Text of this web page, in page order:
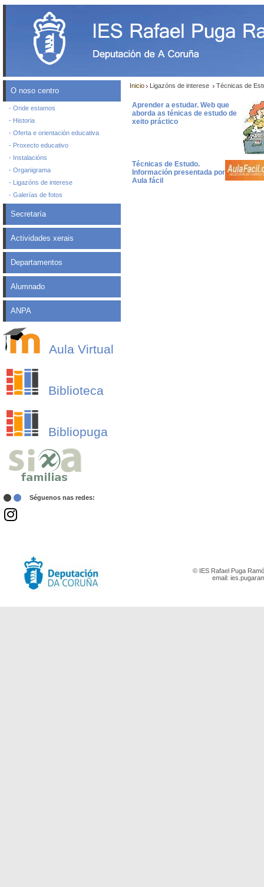
O noso centro
- Onde estamos
- Historia
- Oferta e orientación educativa
- Proxecto educativo
- Instalacións
- Organigrama
- Ligazóns de interese
- Galerías de fotos
Secretaría
Actividades xerais
Departamentos
Alumnado
ANPA
Aula Virtual
Biblioteca
Bibliopuga
Séguenos nas redes:
Inicio Ligazóns de interese Técnicas de
Aprender a estudar. Web que
aborda as ténicas de estudo de
xeito práctico
Técnicas de Estudo.
Información presentada por
Aula fácil
© IES Rafael Puga
email: